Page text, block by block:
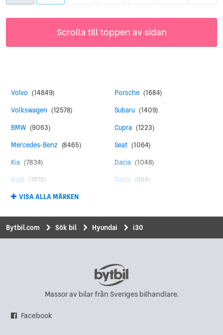
Scrolla till toppen av sidan
Volvo (14849)
Volkswagen (12578)
BMW (9063)
Mercedes-Benz (8465)
Kia (7834)
Audi (7478)
Toyota (4387)
Peugeot (4355)
Ford (4171)
Opel (2125)
Porsche (1684)
Subaru (1409)
Cupra (1223)
Seat (1064)
Dacia (1048)
Tesla (994)
MINI (841)
Suzuki
(799)
Honda
Chevrolet
VISA ALLA MÄRKEN
Bytbil.com Sök bil Hyundai i30
Massor av bilar från Sveriges bilhandlare.
Facebook